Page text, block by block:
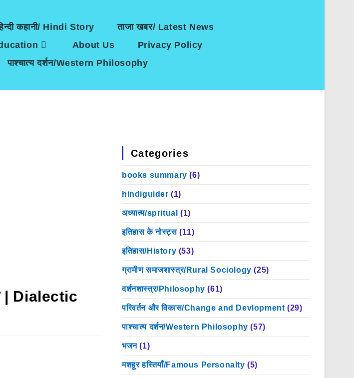
कहानी/ Hindi Story
ताजा खबर/ Latest News
About Us
Privacy Policy
पाश्चात्य दर्शन/Western Philosophy
| Dialectic
Categories
books summary (6)
hindiguider (1)
अध्यात्म/spritual (1)
इतिहास के नोस्ट्स (11)
इतिहास/History (53)
ग्रामीण समाजशास्त्र/Rural Sociology (25)
दर्शनशास्त्र/Philosophy (61)
परिवर्तन और विकास/Change and Devlopment (29)
पाश्चात्य दर्शन/Western Philosophy (57)
भजन (1)
मशहूर हस्तियाँ/Famous Personalty (5)